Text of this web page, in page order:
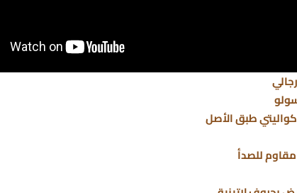
طبق الأصل
للصدأ